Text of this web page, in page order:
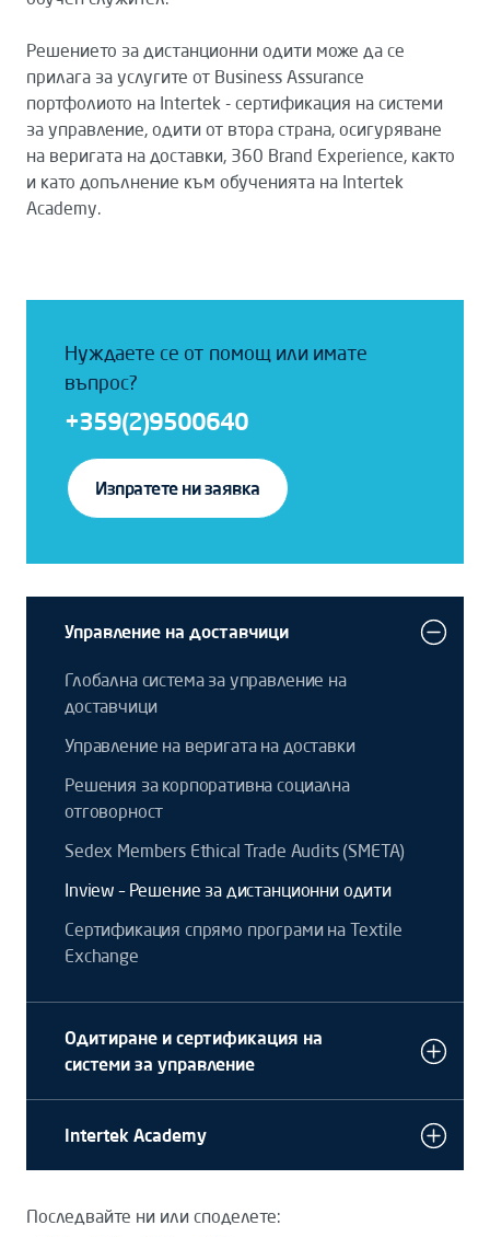
Решението за дистанционни одити може да се
прилага за услугите от Business Assurance
портфолиото на Intertek - сертификация на системи
за управление, одити от втора страна, осигуряване
на веригата на доставки, 360 Brand Experience, както
и като допълнение към обученията на Intertek
Academy.
Нуждаете се от помощ или имате
въпрос?
+359(2)9500640
Изпратете ни заявка
Управление на доставчици
Глобална система за управление на
доставчици
Управление на веригата на доставки
Решения за корпоративна социална
отговорност
Sedex Members Ethical Trade Audits (SMETA)
Inview – Решение за дистанционни одити
Сертификация спрямо програми на Textile
Exchange
Одитиране и сертификация на
системи за управление
Intertek Academy
Последвайте ни или споделете: